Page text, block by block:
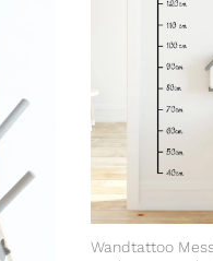
Wandtattoo